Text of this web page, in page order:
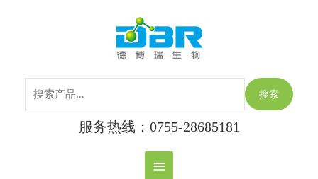
主
菜
单
搜索
服务热线：0755-28685181